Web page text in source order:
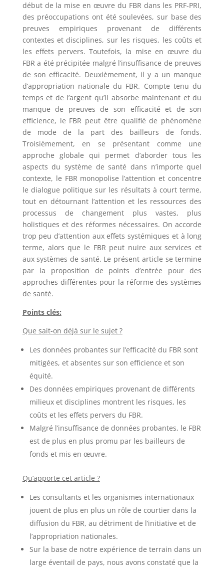
début de la mise en œuvre du FBR dans les PRF-PRI,
des préoccupations ont été soulevées, sur base des
preuves empiriques provenant de différents
contextes et disciplines, sur les risques, les coûts et
les effets pervers. Toutefois, la mise en œuvre du
FBR a été précipitée malgré l’insuffisance de preuves
de son efficacité. Deuxièmement, il y a un manque
d’appropriation nationale du FBR. Compte tenu du
temps et de l’argent qu’il absorbe maintenant et du
manque de preuves de son efficacité et de son
efficience, le FBR peut être qualifié de phénomène
de mode de la part des bailleurs de fonds.
Troisièmement, en se présentant comme une
approche globale qui permet d’aborder tous les
aspects du système de santé dans n’importe quel
contexte, le FBR monopolise l’attention et concentre
le dialogue politique sur les résultats à court terme,
tout en détournant l’attention et les ressources des
processus de changement plus vastes, plus
holistiques et des réformes nécessaires. On accorde
trop peu d’attention aux effets systémiques et à long
terme, alors que le FBR peut nuire aux services et
aux systèmes de santé. Le présent article se termine
par la proposition de points d’entrée pour des
approches différentes pour la réforme des systèmes
de santé.
Points clés:
Que sait-on déjà sur le sujet ?
Les données probantes sur l’efficacité du FBR sont
mitigées, et absentes sur son efficience et son
équité.
Des données empiriques provenant de différents
milieux et disciplines montrent les risques, les
coûts et les effets pervers du FBR.
Malgré l’insuffisance de données probantes, le FBR
est de plus en plus promu par les bailleurs de
fonds et mis en œuvre.
Qu’apporte cet article ?
Les consultants et les organismes internationaux
jouent de plus en plus un rôle de courtier dans la
diffusion du FBR, au détriment de l’initiative et de
l’appropriation nationales.
Sur la base de notre expérience de terrain dans un
large éventail de pays, nous avons constaté que la